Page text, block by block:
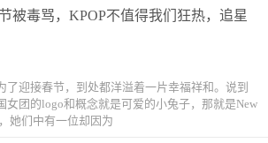
被毒骂，KPOP不值得我们狂热，追星
了迎接春节，到处都洋溢着一片幸福祥和。说到
女团的logo和概念就是可爱的小兔子，那就是New
她们中有一位却因为